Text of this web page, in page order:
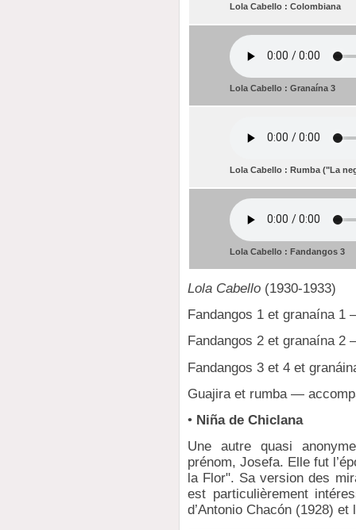
Lola Cabello : Colombiana
Lola Cabello : Granaína 3
Lola Cabello : Rumba ("La
Lola Cabello : Fandangos 3
Lola Cabello (1930-1933)
Fandangos 1 et granaína
Fandangos 2 et granaína
Fandangos 3 et 4 et
Guajira et rumba —
• Niña de Chiclana
Une autre quasi
prénom, Josefa. Elle fut
la Flor". Sa version des
est particulièrement
d’Antonio Chacón (1928)